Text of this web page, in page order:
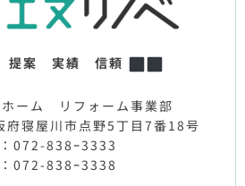
提案 実績 信頼
ーム リフォーム事業部
寝屋川市点野5丁目7番18号
072-838ｰ3333
072-838ｰ3338